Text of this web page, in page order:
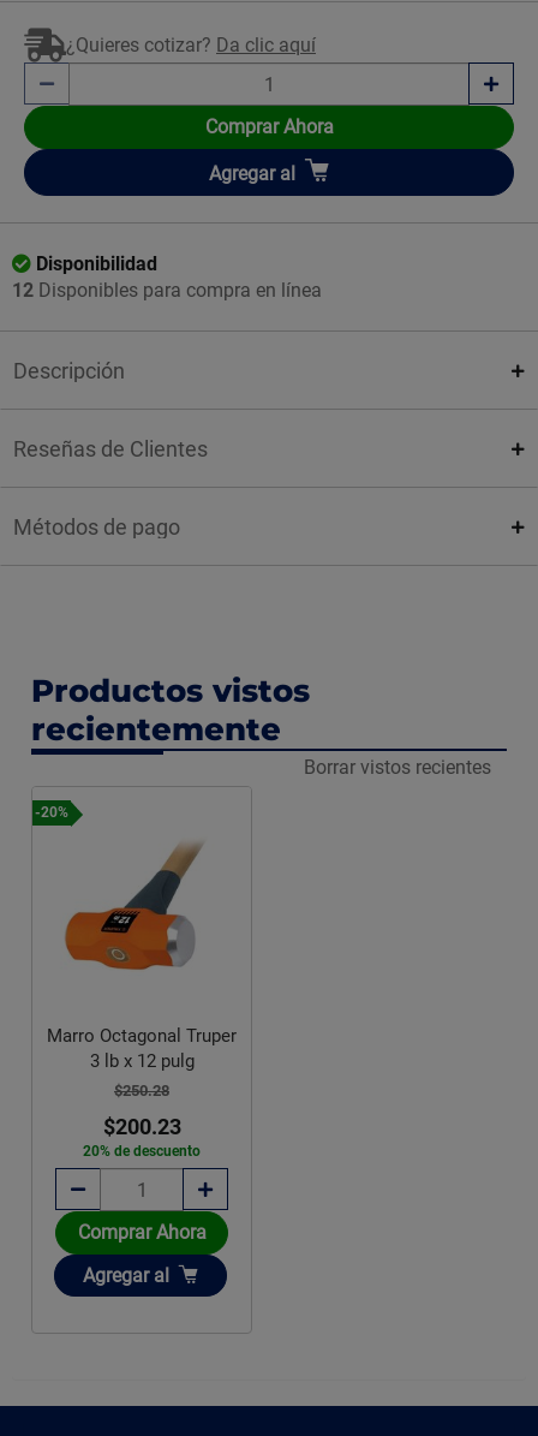
¿Quieres cotizar? Da clic aquí
Comprar Ahora
Añadir
Agregar al
Disponibilidad
12 Disponibles para compra en línea
Descripción
Reseñas de Clientes
Métodos de pago
Productos vistos
recientemente
Borrar vistos recientes
-20%
Marro Octagonal Truper
3 lb x 12 pulg
$250.28
$200.23
20% de descuento
Comprar Ahora
Añadir
Agregar al